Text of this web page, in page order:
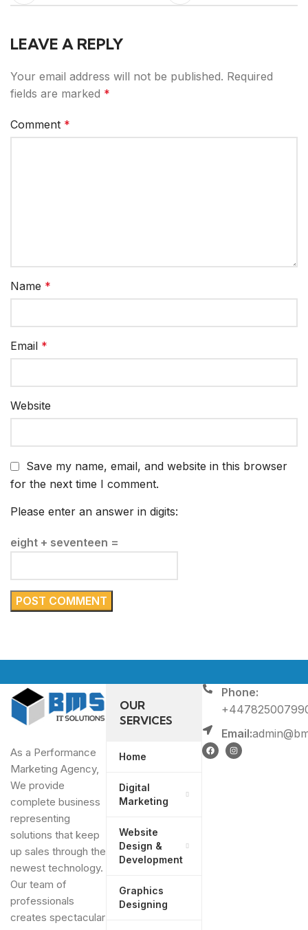
LEAVE A REPLY
Your email address will not be published. Required
fields are marked *
Comment *
Name *
Email *
Website
Save my name, email, and website in this browser
for the next time I comment.
Please enter an answer in digits:
eight + seventeen =
As a Performance
Marketing Agency,
We provide
complete business
representing
solutions that keep
up sales through the
newest technology.
Our team of
professionals
creates spectacular
OUR
SERVICES
Home
Digital
Marketing
Website
Design &
Development
Graphics
Designing
Phone:
Email: